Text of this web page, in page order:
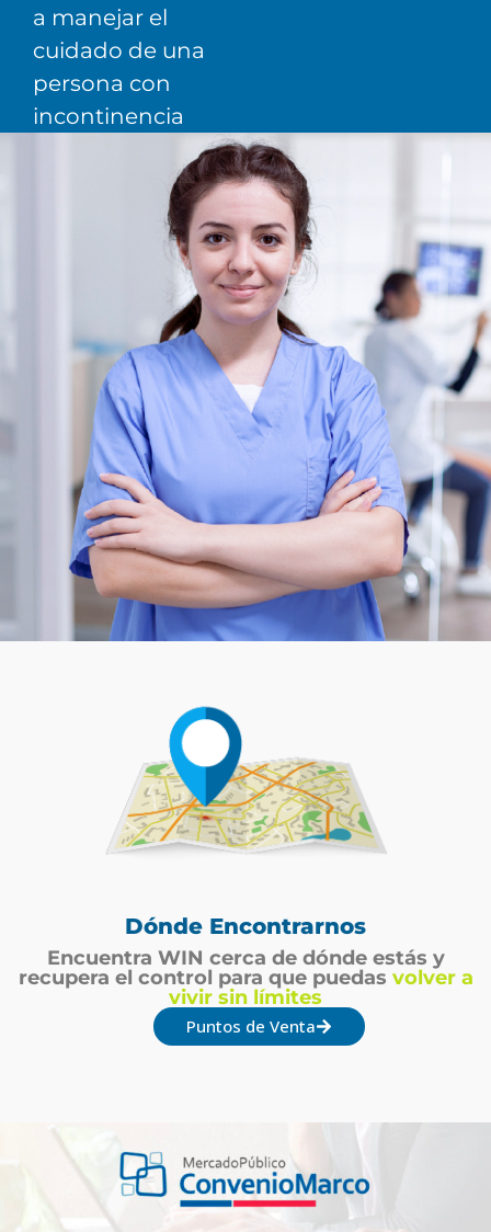
a manejar el
cuidado de una
persona con
incontinencia
Dónde Encontrarnos
Encuentra WIN cerca de dónde estás y
recupera el control para que puedas volver a
vivir sin límites
Puntos de Venta